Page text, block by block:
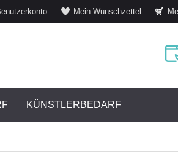
Mein Wunschzettel
KÜNSTLERBEDARF